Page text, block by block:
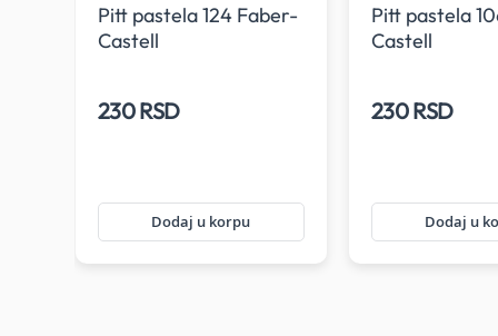
Pitt pastela 124 Faber-
Castell
230 RSD
Dodaj u korpu
Pitt pastela
Castell
230 RSD
Dodaj u